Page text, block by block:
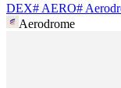
DEX# AERO#
Aerodrome